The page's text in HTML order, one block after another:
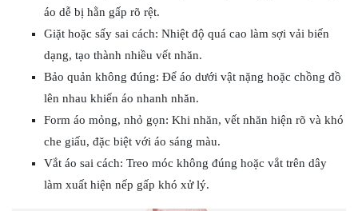
áo dễ bị hằn gấp rõ rệt.
Giặt hoặc sấy sai cách: Nhiệt độ quá cao làm sợi vải biến
dạng, tạo thành nhiều vết nhăn.
Bảo quản không đúng: Để áo dưới vật nặng hoặc chồng đồ
lên nhau khiến áo nhanh nhăn.
Form áo mỏng, nhỏ gọn: Khi nhăn, vết nhăn hiện rõ và khó
che giấu, đặc biệt với áo sáng màu.
Vắt áo sai cách: Treo móc không đúng hoặc vắt trên dây
làm xuất hiện nếp gấp khó xử lý.